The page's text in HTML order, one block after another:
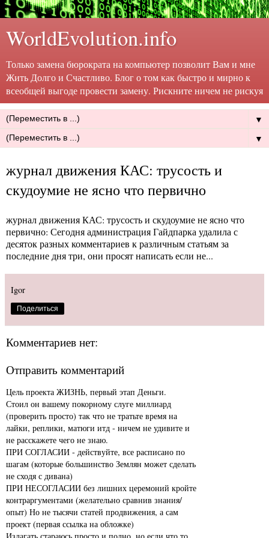
WorldEvolution.info
Только замена бюрократа на компьютер позволит Вам и мне
Жить Долго и Счастливо. Блог о том как быстро и мирно к
всеобщей выгоде провести замену. Рискните ничем не рискуя
▼
▼
журнал движения КАС: трусость и
скудоумие не ясно что первично
журнал движения КАС: трусость и скудоумие не ясно что
первично: Сегодня администрация Гайдпарка удалила с
десяток разных комментариев к различным статьям за
последние дня три, они просят написать если не...
Igor
Поделиться
Комментариев нет:
Отправить комментарий
Цель проекта ЖИЗНЬ, первый этап Деньги.
Стоил он вашему покорному слуге миллиард
(проверить просто) так что не тратьте время на
лайки, реплики, матюги итд - ничем не удивите и
не расскажете чего не знаю.
ПРИ СОГЛАСИИ - действуйте, все расписано по
шагам (которые большинство Землян может сделать
не сходя с дивана)
ПРИ НЕСОГЛАСИИ без лишних церемоний кройте
контраргументами (желательно сравнив знания/
опыт) Но не тысячи статей продвижения, а сам
проект (первая ссылка на обложке)